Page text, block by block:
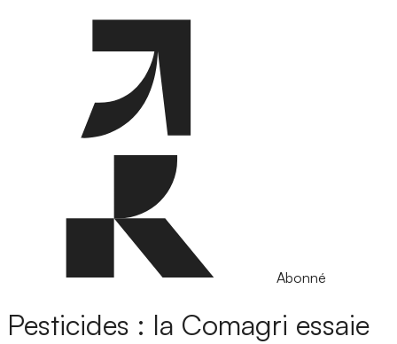
Abonné
Pesticides : la Comagri essaie